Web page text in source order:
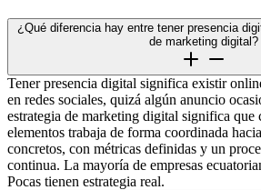
¿Qué diferencia hay entre tener presencia
de marketing digital?
Tener presencia digital significa existir
en redes sociales, quizá algún anuncio
estrategia de marketing digital significa que
elementos trabaja de forma coordinada
concretos, con métricas definidas y un
continua. La mayoría de empresas
Pocas tienen estrategia real.